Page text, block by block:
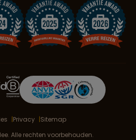
Privacy
Sitemap
Alle rechten voorbehouden.